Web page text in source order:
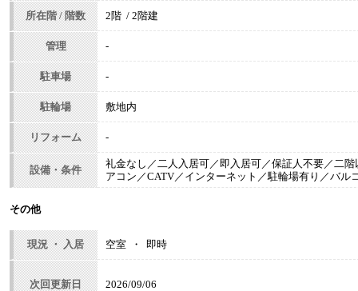
所在階 / 階数 2階 / 2階建
管理 -
駐車場 -
駐輪場 敷地内
リフォーム -
設備・条件
礼金なし／二人入居可／即入居可／保証人不要／二
アコン／CATV／インターネット／駐輪場有り／バル
その他
現況 ・ 入居 空室 ・ 即時
次回更新日 2026/09/06